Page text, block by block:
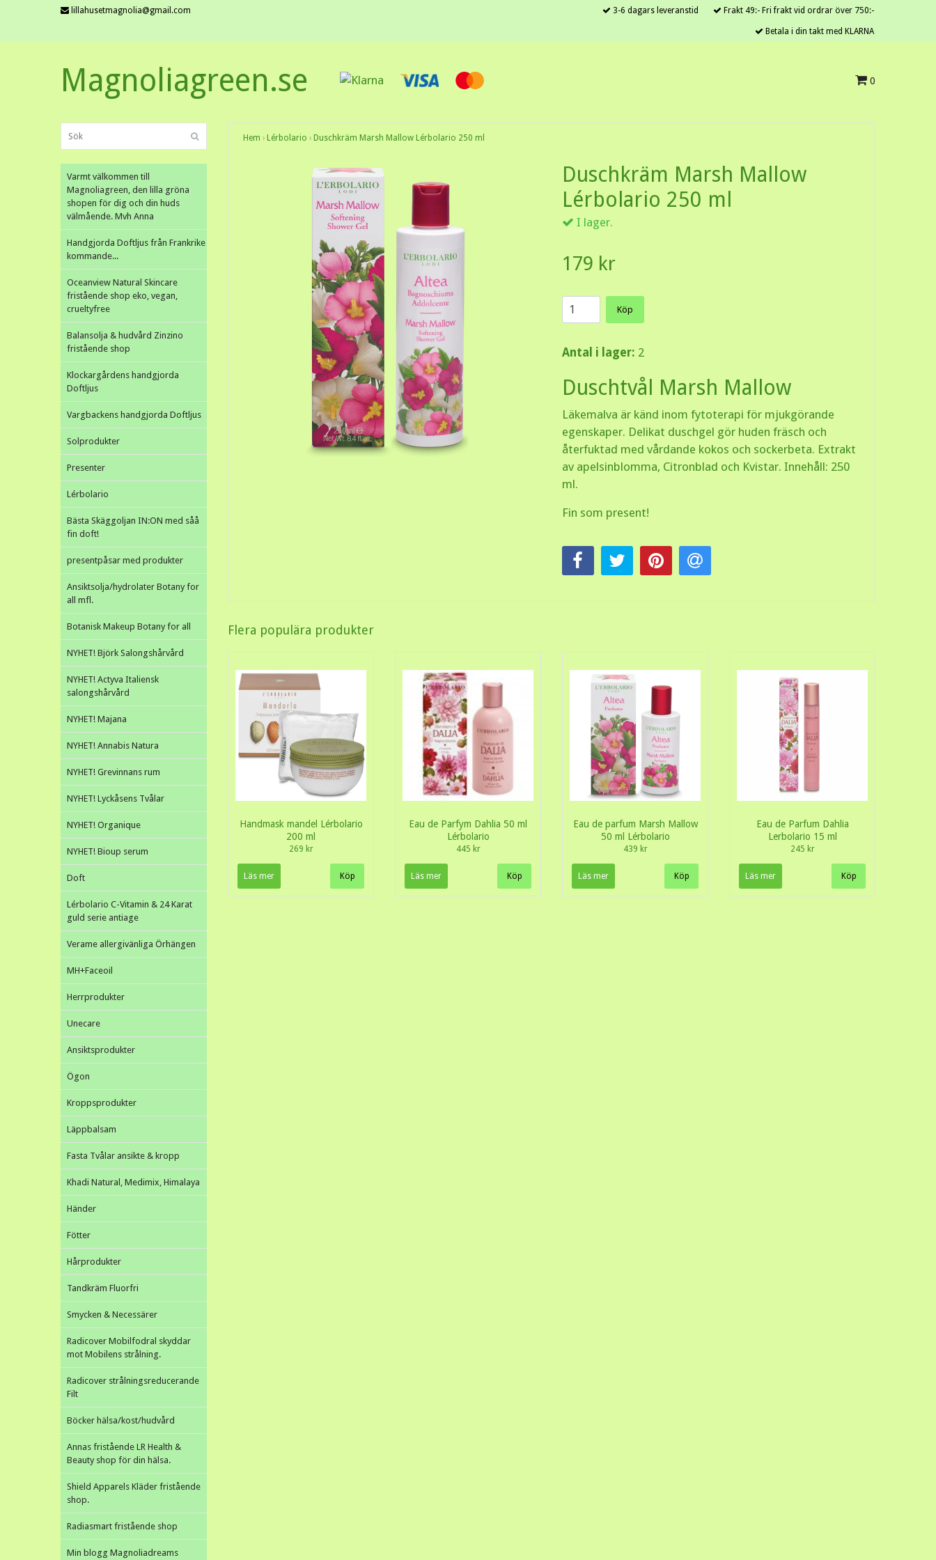
lillahusetmagnolia@gmail.com 3-6 dagars leveranstid Frakt 49:- Fri frakt vid ordrar över 750:-
Betala i din takt med KLARNA
Magnoliagreen.se 0
Varmt välkommen till
Magnoliagreen, den lilla gröna
shopen för dig och din huds
välmående. Mvh Anna
Handgjorda Doftljus från Frankrike
kommande...
Oceanview Natural Skincare
fristående shop eko, vegan,
crueltyfree
Balansolja & hudvård Zinzino
fristående shop
Klockargårdens handgjorda
Doftljus
Vargbackens handgjorda Doftljus
Solprodukter
Presenter
Lérbolario
Bästa Skäggoljan IN:ON med såå
fin doft!
presentpåsar med produkter
Ansiktsolja/hydrolater Botany for
all mfl.
Botanisk Makeup Botany for all
NYHET! Björk Salongshårvård
NYHET! Actyva Italiensk
salongshårvård
NYHET! Majana
NYHET! Annabis Natura
NYHET! Grevinnans rum
NYHET! Lyckåsens Tvålar
NYHET! Organique
NYHET! Bioup serum
Doft
Lérbolario C-Vitamin & 24 Karat
guld serie antiage
Verame allergivänliga Örhängen
MH+Faceoil
Herrprodukter
Unecare
Ansiktsprodukter
Ögon
Kroppsprodukter
Läppbalsam
Fasta Tvålar ansikte & kropp
Khadi Natural, Medimix, Himalaya
Händer
Fötter
Hårprodukter
Tandkräm Fluorfri
Smycken & Necessärer
Radicover Mobilfodral skyddar
mot Mobilens strålning.
Radicover strålningsreducerande
Filt
Böcker hälsa/kost/hudvård
Annas fristående LR Health &
Beauty shop för din hälsa.
Shield Apparels Kläder fristående
shop.
Radiasmart fristående shop
Min blogg Magnoliadreams
Hem › Lérbolario › Duschkräm Marsh Mallow Lérbolario 250 ml
Duschkräm Marsh Mallow
Lérbolario 250 ml
I lager.
179 kr
Köp
Antal i lager: 2
Duschtvål Marsh Mallow
Läkemalva är känd inom fytoterapi för mjukgörande
egenskaper. Delikat duschgel gör huden fräsch och
återfuktad med vårdande kokos och sockerbeta. Extrakt
av apelsinblomma, Citronblad och Kvistar. Innehåll: 250
ml.
Fin som present!
Flera populära produkter
Handmask mandel Lérbolario
200 ml
269 kr
Läs mer
Eau de Parfym Dahlia 50 ml
Lérbolario
445 kr
Läs mer
Eau de parfum Marsh Mallow
50 ml Lérbolario
439 kr
Läs mer
Eau de Parfum Dahlia
Lerbolario 15 ml
245 kr
Läs mer